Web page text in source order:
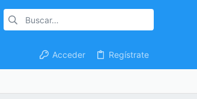
Acceder Regístrate